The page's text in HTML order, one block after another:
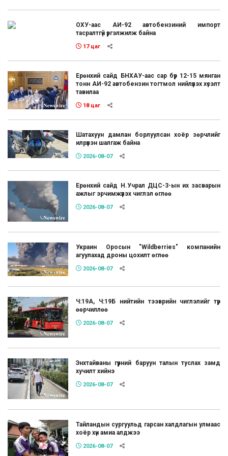
ОХУ-аас АИ-92 автобензиний импорт
тасралтгүй үргэлжилж байна
17 цаг
Ерөнхий сайд БНХАУ-аас сар бүр 12-15 мянган
тонн АИ-92 автобензин тогтмол нийлүүлэх хүсэлт
тавилаа
18 цаг
Шатахуун дамлан борлуулсан хоёр зөрчлийг
илрүүлэн шалгаж байна
2026-08-07
Ерөнхий сайд Н.Учрал ДЦС-3-ын их засварын
ажлыг эрчимжүүлэх чиглэл өглөө
2026-08-07
Украин Оросын "Wildberries" компанийн
агуулахад дроны цохилт өглөө
2026-08-07
Ч:19А, Ч:19Б нийтийн тээврийн чиглэлийг түр
өөрчиллөө
2026-08-07
Энхтайваны гүүрний баруун талын туслах замд
хучилт хийнэ
2026-08-07
Тайландын сургуульд гарсан халдлагын улмаас
хоёр хүн амиа алджээ
2026-08-07